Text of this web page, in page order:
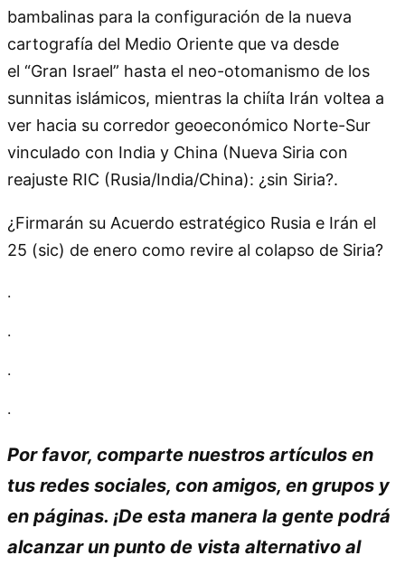
bambalinas para la configuración de la nueva
cartografía del Medio Oriente que va desde
el
Gran Israel
hasta el neo-otomanismo de los
sunnitas islámicos, mientras la chiíta Irán voltea a
ver hacia su corredor geoeconómico Norte-Sur
vinculado con India y China (Nueva Siria con
reajuste RIC (Rusia/India/China): ¿sin Siria?.
¿Firmarán su Acuerdo estratégico Rusia e Irán el
25 (sic) de enero como revire al colapso de Siria?
.
.
.
.
Por favor, comparte nuestros artículos en
tus redes sociales, con amigos, en grupos y
en páginas. ¡De esta manera la gente podrá
alcanzar un punto de vista alternativo al